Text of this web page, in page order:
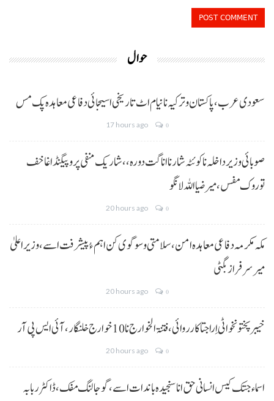
حوال
سعودی عرب، پاکستان و ترکیہ نا نیام اٹ تاریخی اسیجائی دفاعی معاہدہ پک مس
17 hours ago 0
صوبائی وزیر داخلہ نا کوئٹہ شار نا اناگت دورہ،، شاریک منفی پروپیگنڈا غا خف
توروک مفس، میر ضیا اللہ لانگو
20 hours ago 0
مکہ مکرمہ دفاعی معاہدہ امن، سلامتی و سوگوی کن اہم ءُ پیشرفت اسے،وزیراعلیٰ
میر سرفراز بگٹی
20 hours ago 0
خیبر پختونخوا ٹی اِرا جتا کارروائی، فتنۃ الخوارج نا 10خوارج خلنگار،آئی ایس پی آر
20 hours ago 0
اسماء جتک کیس انسانی حق انا سنجیدہ باندات اسے، گوجالنگ مفک،ڈاکٹر ربابہ